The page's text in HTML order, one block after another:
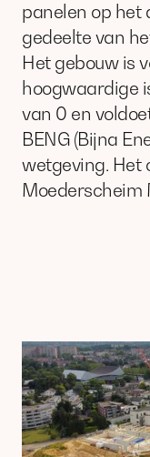
panelen op het
gedeelte van
Het gebouw is
hoogwaardige
van 0 en
BENG (Bijna
wetgeving. Het
Moederscheim